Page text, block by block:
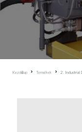
Kezdőlap Termékek 2. Industrial